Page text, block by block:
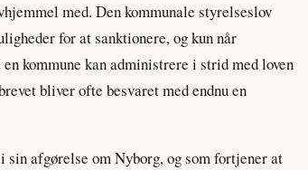
med. Den kommunale styrelseslov
for at sanktionere, og kun når
kommune kan administrere i strid med loven
bliver ofte besvaret med endnu en
afgørelse om Nyborg, og som fortjener at